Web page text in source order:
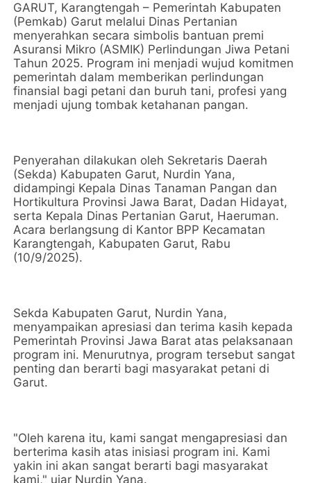
GARUT, Karangtengah – Pemerintah Kabupaten
(Pemkab) Garut melalui Dinas Pertanian
menyerahkan secara simbolis bantuan premi
Asuransi Mikro (ASMIK) Perlindungan Jiwa Petani
Tahun 2025. Program ini menjadi wujud komitmen
pemerintah dalam memberikan perlindungan
finansial bagi petani dan buruh tani, profesi yang
menjadi ujung tombak ketahanan pangan.
‎Penyerahan dilakukan oleh Sekretaris Daerah
(Sekda) Kabupaten Garut, Nurdin Yana,
didampingi Kepala Dinas Tanaman Pangan dan
Hortikultura Provinsi Jawa Barat, Dadan Hidayat,
serta Kepala Dinas Pertanian Garut, Haeruman.
Acara berlangsung di Kantor BPP Kecamatan
Karangtengah, Kabupaten Garut, Rabu
(10/9/2025).
‎Sekda Kabupaten Garut, Nurdin Yana,
menyampaikan apresiasi dan terima kasih kepada
Pemerintah Provinsi Jawa Barat atas pelaksanaan
program ini. Menurutnya, program tersebut sangat
penting dan berarti bagi masyarakat petani di
Garut.
‎"Oleh karena itu, kami sangat mengapresiasi dan
berterima kasih atas inisiasi program ini. Kami
yakin ini akan sangat berarti bagi masyarakat
kami," ujar Nurdin Yana.